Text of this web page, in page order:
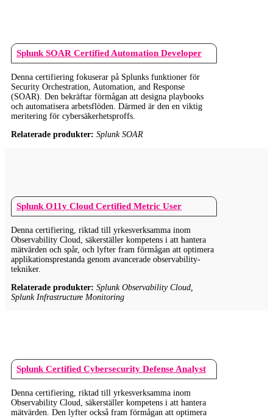
Splunk SOAR Certified Automation Developer
Denna certifiering fokuserar på Splunks funktioner för
Security Orchestration, Automation, and Response
(SOAR). Den bekräftar förmågan att designa playbooks
och automatisera arbetsflöden. Därmed är den en viktig
meritering för cybersäkerhetsproffs.
Relaterade produkter: Splunk SOAR
Splunk O11y Cloud Certified Metric User
Denna certifiering, riktad till yrkesverksamma inom
Observability Cloud, säkerställer kompetens i att hantera
mätvärden och spår, och lyfter fram förmågan att optimera
applikationsprestanda genom avancerade observability-
tekniker.
Relaterade produkter: Splunk Observability Cloud,
Splunk Infrastructure Monitoring
Splunk Certified Cybersecurity Defense Analyst
Denna certifiering, riktad till yrkesverksamma inom
Observability Cloud, säkerställer kompetens i att hantera
mätvärden. Den lyfter också fram förmågan att optimera